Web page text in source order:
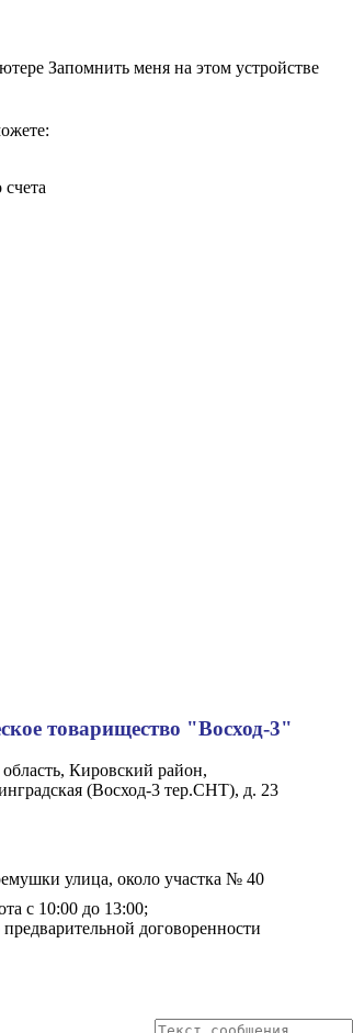
Запомнить меня на этом устройстве
товарищество "Восход-3"
Кировский район,
(Восход-3 тер.СНТ), д. 23
улица, около участка № 40
с 10:00 до 13:00;
договоренности